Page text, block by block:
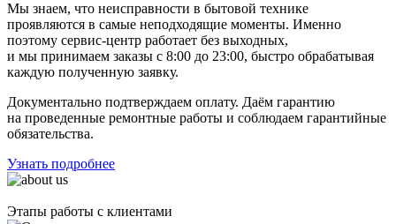
Мы знаем, что неисправности в бытовой технике
проявляются в самые неподходящие моменты. Именно
поэтому сервис-центр работает без выходных,
и мы принимаем заказы с 8:00 до 23:00, быстро обрабатывая
каждую полученную заявку.
Документально подтверждаем оплату. Даём гарантию
на проведенные ремонтные работы и соблюдаем гарантийные
обязательства.
Узнать подробнее
Этапы работы с клиентами